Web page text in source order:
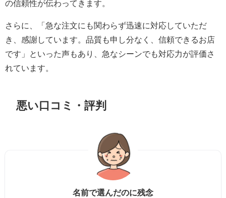
の信頼性が伝わってきます。
さらに、「急な注文にも関わらず迅速に対応していただ
き、感謝しています。品質も申し分なく、信頼できるお店
です」といった声もあり、急なシーンでも対応力が評価さ
れています。
悪い口コミ・評判
名前で選んだのに残念